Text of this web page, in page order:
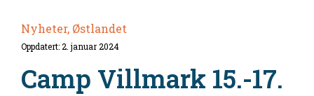
Nyheter, Østlandet
Oppdatert: 2. januar 2024
Camp Villmark 15.-17.